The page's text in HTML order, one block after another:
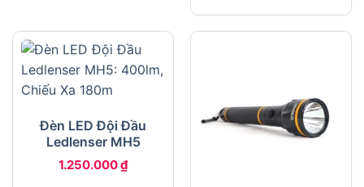
Đèn LED Đội Đầu
Ledlenser MH5
1.250.000₫